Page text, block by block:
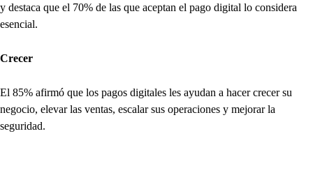
y destaca que el 70% de las que aceptan el pago digital lo considera
esencial.
Crecer
El 85% afirmó que los pagos digitales les ayudan a hacer crecer su
negocio, elevar las ventas, escalar sus operaciones y mejorar la
seguridad.